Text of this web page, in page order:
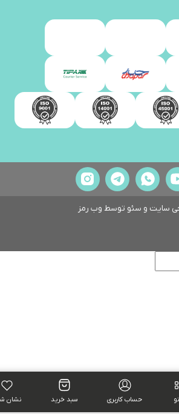
حساب کاربری سبد خرید نشان شده
و سئو توسطوب رمز